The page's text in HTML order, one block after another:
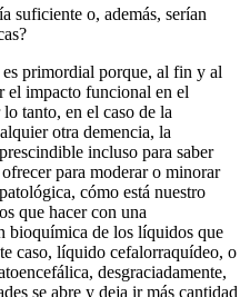
suficiente o, además, serían
primordial porque, al fin y al
el impacto funcional en el
tanto, en el caso de la
otra demencia, la
incluso para saber
para moderar o minorar
cómo está nuestro
que hacer con una
bioquímica de los líquidos que
caso, líquido cefalorraquídeo, o
desgraciadamente,
se abre y deja ir más cantidad